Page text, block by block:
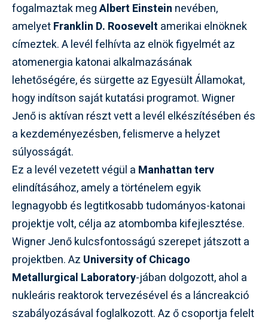
fogalmaztak megAlbert Einstein nevében,
amelyetFranklin D. Roosevelt amerikai elnöknek
címeztek. A levél felhívta az elnök figyelmét az
atomenergia katonai alkalmazásának
lehetőségére, és sürgette az Egyesült Államokat,
hogy indítson saját kutatási programot. Wigner
Jenő is aktívan részt vett a levél elkészítésében és
a kezdeményezésben, felismerve a helyzet
súlyosságát.
Ez a levél vezetett végül a Manhattan terv
elindításához, amely a történelem egyik
legnagyobb és legtitkosabb tudományos-katonai
projektje volt, célja az atombomba kifejlesztése.
Wigner Jenő kulcsfontosságú szerepet játszott a
projektben. Az University of Chicago
Metallurgical Laboratory-jában dolgozott, ahol a
nukleáris reaktorok tervezésével és a láncreakció
szabályozásával foglalkozott. Az ő csoportja felelt